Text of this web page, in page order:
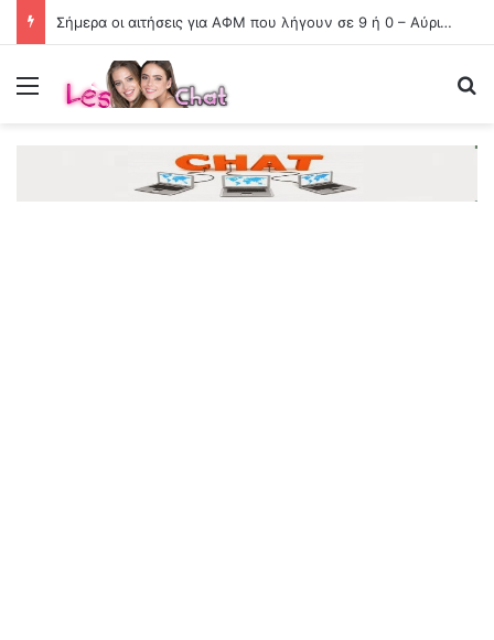
Σήμερα οι αιτήσεις για ΑΦΜ που λήγουν σε 9 ή 0 – Αύριο ανοίγει για όλους
Menu